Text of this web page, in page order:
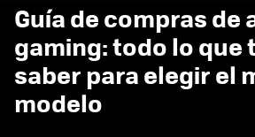
Guía de compras
gaming: todo lo que
saber para elegir el
modelo